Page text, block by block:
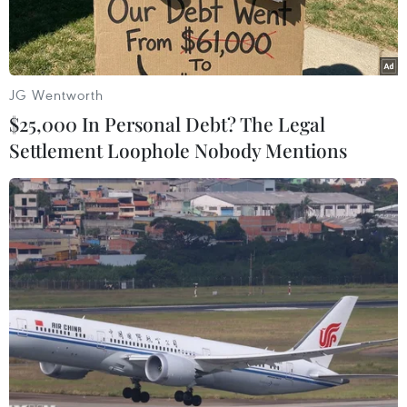
27/10 hàng trăm ngườidân xã Nghĩa An, huyện
Tư Nghĩa tụ tập đông người gây ách tắc giao
thông tuyếnquốc lộ 1 nhiều giờ liền.
Phó Chủ tịch Ủy ban Nhân dân tỉnhQuảng Ngãi
thông tin về tình hình thực hiện Dự án Nạo vét,
thông luồng kết hợptận thu cát nhiễm mặn để
xuất khẩu tại khu vực Cửa Đại sông Trà Khúc,
thuộc xãNghĩa An, Nghĩa Phú (huyện Tư Nghĩa)
và xã Tịnh Khê (Sơn Tịnh).
Phó Chủ tịch Ủy ban Nhân dân tỉnh Quảng Ngãi
khẳng định trên cơ sở ý kiến chỉđạo của Thủ
tướng Chính phủ và Ban Thường vụ Tỉnh ủy, Ủy
ban Nhân dân tỉnh QuảngNgãi đồng ý cho Công
JG Wentworth
$25,000 In Personal Debt? The Legal
Settlement Loophole Nobody Mentions